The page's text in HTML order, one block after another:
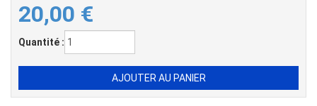
20,00 €
Quantité :